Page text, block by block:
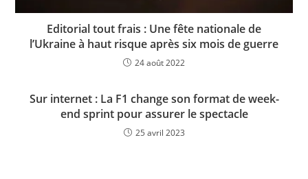
Editorial tout frais : Une fête nationale de
l’Ukraine à haut risque après six mois de guerre
24 août 2022
Sur internet : La F1 change son format de week-
end sprint pour assurer le spectacle
25 avril 2023